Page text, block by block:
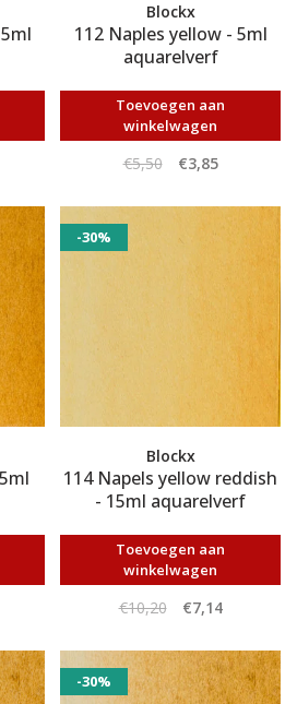
Blockx
112 Naples yellow - 5ml
aquarelverf
Toevoegen aan
winkelwagen
€5,50 €3,85
-30%
Blockx
114 Napels yellow reddish
- 15ml aquarelverf
Toevoegen aan
winkelwagen
€10,20 €7,14
-30%